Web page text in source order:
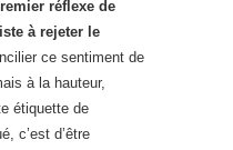
réflexe de
à rejeter le
ce sentiment de
à la hauteur,
étiquette de
c’est d’être